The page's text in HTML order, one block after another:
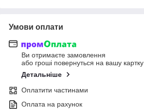
Умови оплати
Ви отримаєте замовлення
або гроші повернуться на вашу картку
Детальніше
Оплатити частинами
Оплата на рахунок